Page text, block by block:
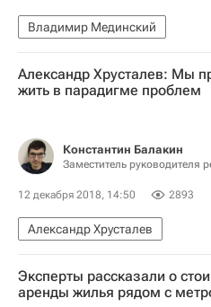
Владимир Мединский
Новости - Недвижимость
Александр Хрусталев: Мы
жить в парадигме проблем
Константин Балакин
Заместитель руководителя
12 декабря 2018, 14:50 2893
Александр Хрусталев
Интервью – РИА Недвижимость
Строительство
Эскроу-
Эксперты рассказали о
аренды жилья рядом с